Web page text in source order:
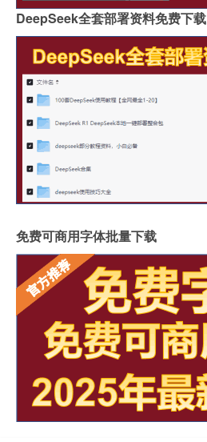
DeepSeek全套部署资料免费下载
免费可商用字体批量下载